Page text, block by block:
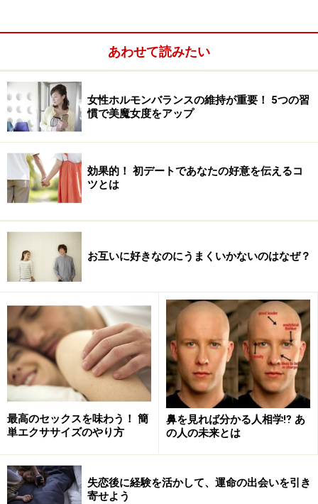
あわせて読みたい
女性ホルモンバランスの維持が重要！ 5つの習
慣で美魔女度をアップ
効果的！ 初デートであなたの好意を伝えるコ
ツとは
お互いに好きなのにうまくいかないのはなぜ？
最高のセックスを味わう！ 簡
単エクササイズのやり方
鼻を見れば分かる人相学⁉ あ
の人の未来とは
失恋後に経験を活かして、運命の出会いを引き
寄せよう